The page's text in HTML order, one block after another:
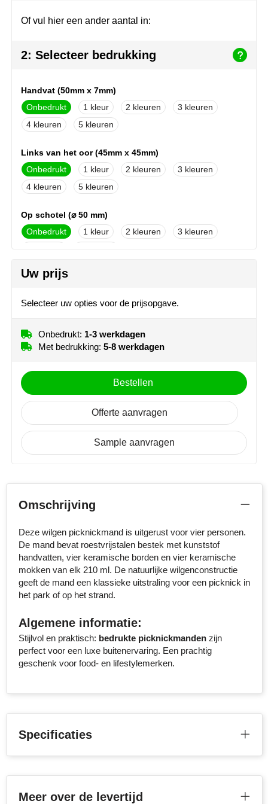
Tassen
Veiligheid, auto & fiets
Vrije tijd, spellen & strand
Join the pipe
Kambukka
Lipton
Marksman
Marvin's
Mentos
MiniMAX
Moleskine
Nilton's
Ocean Bottle
Orrefors
Parker pennen
Senator
Skross
Stanley
Stilolinea
The One Towelling
Thule
Zomer
Of vul hier een ander aantal in:
2: Selecteer bedrukking
Handvat (50mm x 7mm)
Onbedrukt
1 2
3
4
5
Links van het oor (45mm x 45mm)
Onbedrukt
1 2
3
4
5
Op schotel (⌀ 50 mm)
Onbedrukt
1 2
3
Rechts van het oor (45mm x 45mm)
5
Uw prijs
Selecteer uw opties voor de prijsopgave.
Onbedrukt: 1-3 werkdagen
Met bedrukking: 5-8 werkdagen
Bestellen
Offerte aanvragen
Sample aanvragen
Omschrijving
Deze wilgen picknickmand is uitgerust voor vier personen.
De mand bevat roestvrijstalen bestek met kunststof
handvatten, vier keramische borden en vier keramische
mokken van elk 210 ml. De natuurlijke wilgenconstructie
geeft de mand een klassieke uitstraling voor een picknick in
het park of op het strand.
Algemene informatie:
Stijlvol en praktisch: bedrukte picknickmandenzijn
perfect voor een luxe buitenervaring. Een prachtig
geschenk voor food- en lifestylemerken.
Specificaties
Meer over de levertijd